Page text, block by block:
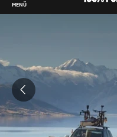
MENÜ